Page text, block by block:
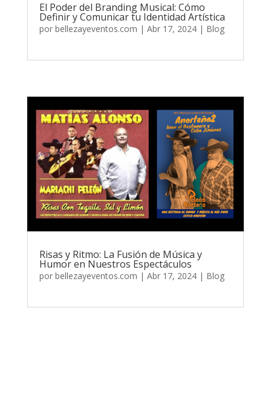
El Poder del Branding Musical: Cómo
Definir y Comunicar tu Identidad Artística
por bellezayeventos.com | Abr 17, 2024| Blog
Risas y Ritmo: La Fusión de Música y
Humor en Nuestros Espectáculos
por bellezayeventos.com | Abr 17, 2024| Blog